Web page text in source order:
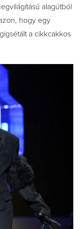
alagútból
hogy egy
a cikkcakkos